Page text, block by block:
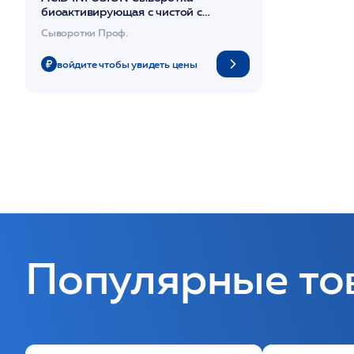
биоактивирующая с чистой с
фитиновой кислотой и
ресвератролом 30 мл /DIBI
Сыворотки Проф.
войдите чтобы увидеть цены
Популярные